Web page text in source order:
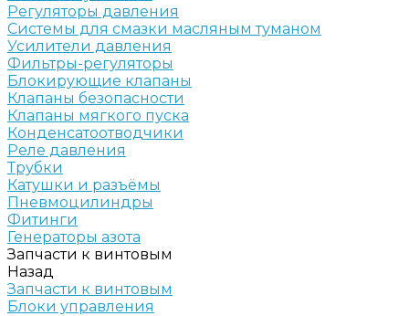
Регуляторы давления
Системы для смазки масляным туманом
Усилители давления
Фильтры-регуляторы
Блокирующие клапаны
Клапаны безопасности
Клапаны мягкого пуска
Конденсатоотводчики
Реле давления
Трубки
Катушки и разъёмы
Пневмоцилиндры
Фитинги
Генераторы азота
Запчасти к винтовым
Назад
Запчасти к винтовым
Блоки управления